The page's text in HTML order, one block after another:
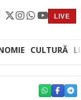
LIVE
CULTURĂ
WHATSAPP